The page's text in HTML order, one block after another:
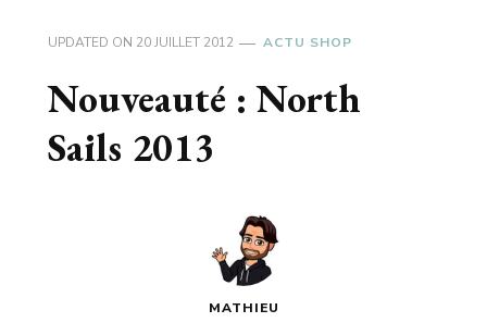
UPDATED ON 20 JUILLET 2012 ACTU SHOP
Nouveauté : North
Sails 2013
MATHIEU